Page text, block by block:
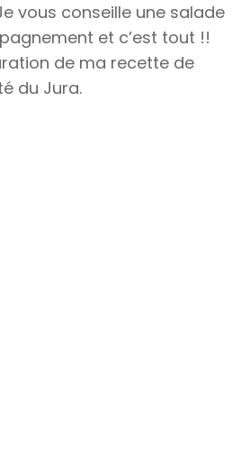
vous conseille une salade
et c’est tout !!
de ma recette de
du Jura.